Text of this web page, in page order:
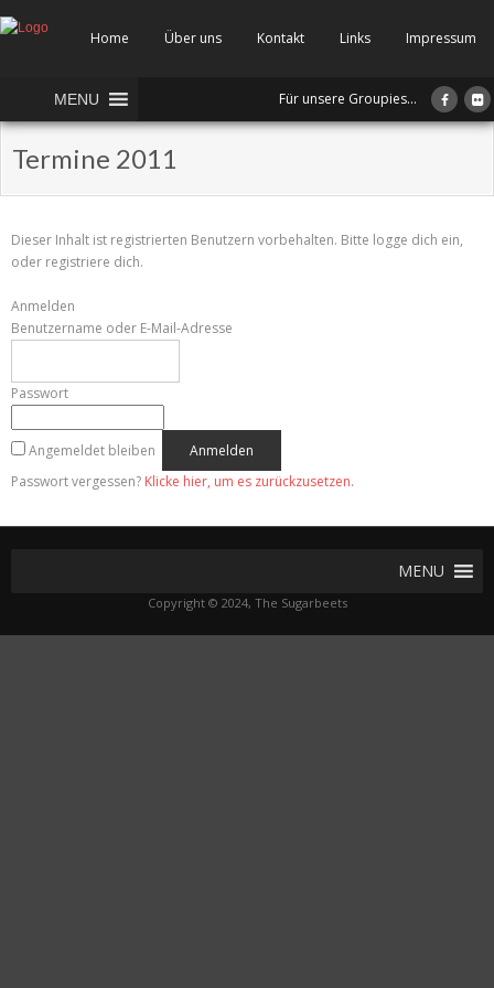
Home Über uns Kontakt Links Impressum
MENU Für unsere Groupies...
Termine 2011
Dieser Inhalt ist registrierten Benutzern vorbehalten. Bitte logge dich ein,
oder registriere dich.
Anmelden
Benutzername oder E-Mail-Adresse
Passwort
Angemeldet bleiben
Passwort vergessen? Klicke hier, um es zurückzusetzen.
MENU
Copyright © 2024, The Sugarbeets